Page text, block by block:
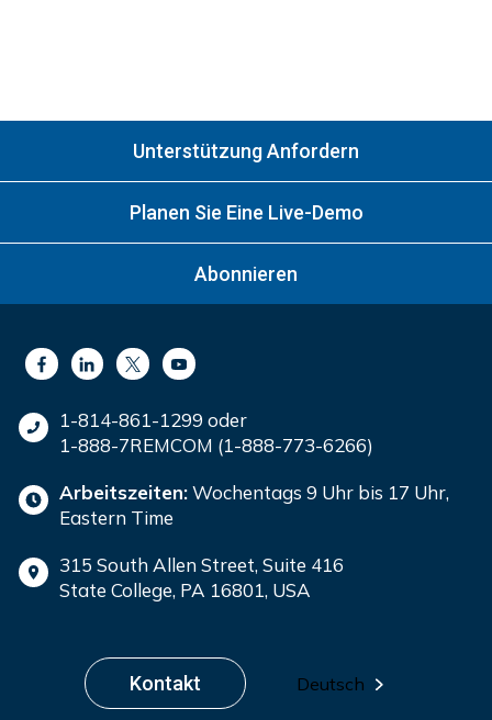
Unterstützung Anfordern
Planen Sie Eine Live-Demo
Abonnieren
1-814-861-1299 oder
1-888-7REMCOM (1-888-773-6266)
Arbeitszeiten:Wochentags 9 Uhr bis 17 Uhr,
Eastern Time
315 South Allen Street, Suite 416
State College, PA 16801, USA
Kontakt Deutsch